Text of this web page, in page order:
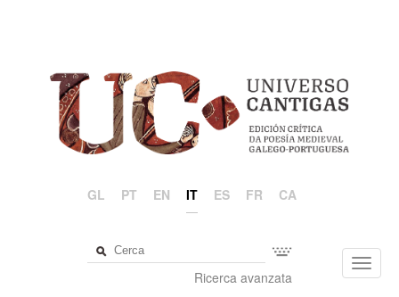
GL PT EN IT ES FR CA
Ricerca avanzata